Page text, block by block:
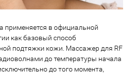
применяется в официальной
как базовый способ
подтяжки кожи. Массажер для RF
до температуры начала
до того момента,